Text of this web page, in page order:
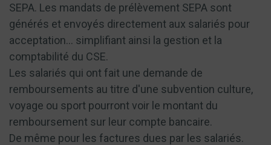
SEPA. Les mandats de prélèvement SEPA sont
générés et envoyés directement aux salariés pour
acceptation... simplifiant ainsi la gestion et la
comptabilité du CSE.
Les salariés qui ont fait une demande de
remboursements au titre d'une subvention culture,
voyage ou sport pourront voir le montant du
remboursement sur leur compte bancaire.
De même pour les factures dues par les salariés.